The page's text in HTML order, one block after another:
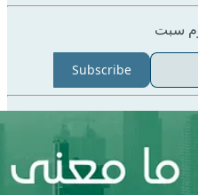
سبت
Subscribe